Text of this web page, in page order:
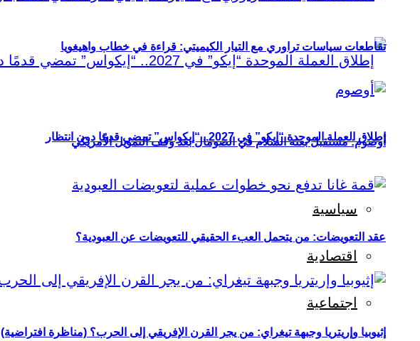
إطلاق العملة الموحدة “إيكو” في 2027.. “إيكواس” تمضي قدمًا دون انتظار
سياسية
اقتصادية
اجتماعية
تقاطعات سياسات تراوري مع التيار الكيميتي: قراءة في خطاب واهيغويا
أوصوم: مستقبل بعثة السلام في الصومال بعد وقف التمويل الأمريكي
عقد التعويضات: من يتحمل العبء الحقيقي للتعويضات عن العبودية؟
إثيوبيا وإريتريا وجبهة تيغراي: من يجر القرن الإفريقي إلى الحرب؟ (مناظرة افتراضية)